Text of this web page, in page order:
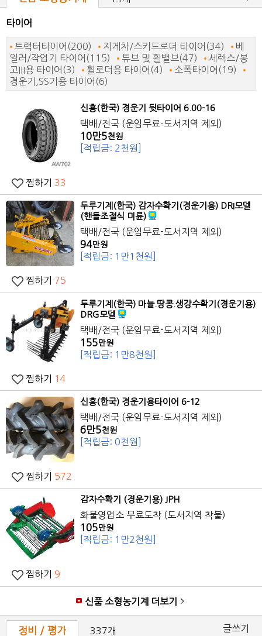
타이어
트랙터타이어(200) 지게차/스키드로더 타이어(34)
베
일러/작업기 타이어(115)
튜브 및 휠밸브(47)
세렉스/봉
고III용 타이어(3)
휠로더용 타이어(4)
소폭타이어(19)
경운기,SS기용 타이어(6)
신흥(한국) 경운기 뒷타이어 6.00-16
택배/전국 (운임무료-도서지역 제외)
10만5천원
[적립금: 2천원]
찜하기 33
두루기계(한국) 감자수확기(경운기 용) DRI모델
(핸들조절식 미륜)
택배/전국 (운임무료-도서지역 제외)
94만원
[적립금: 1만1천원]
찜하기 75
두루기계(한국) 마늘.땅콩.생강수확기(경운기 용)
DRG모델
택배/전국 (운임무료-도서지역 제외)
155만원
[적립금: 1만8천원]
찜하기 14
신흥(한국) 경운기 용타이어 6-12
택배/전국 (운임무료-도서지역 제외)
6만5천원
[적립금: 0천원]
찜하기 572
감자수확기 (경운기 용) JPH
화물영업소 무료도착 (도서지역 착불)
105만원
[적립금: 1만2천원]
찜하기 9
신품 소형농기계 더보기
정비 / 평가 337개 글쓰기